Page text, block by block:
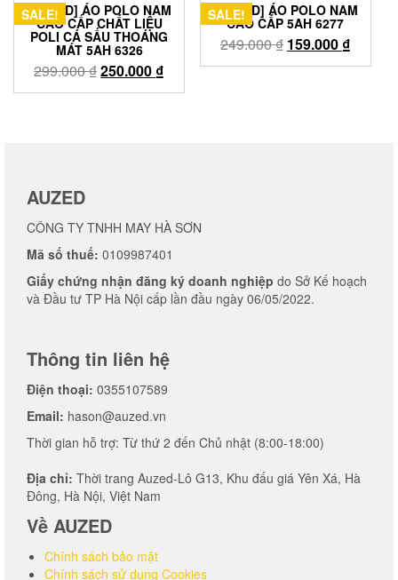
SALE!
[AUZED] ÁO POLO NAM
CAO CẤP CHẤT LIỆU
POLI CÁ SẤU THOÁNG
MÁT 5AH 6326
299.000₫250.000 ₫
SALE!
[AUZED] ÁO POLO NAM
CAO CẤP 5AH 6277
249.000₫ 159.000 ₫
AUZED
CÔNG TY TNHH MAY HÀ SƠN
Mã số thuế: 0109987401
Giấy chứng nhận đăng ký doanh nghiệp do Sở Kế hoạch
và Đầu tư TP Hà Nội cấp lần đầu ngày 06/05/2022.
Thông tin liên hệ
Điện thoại: 0355107589
Email: hason@auzed.vn
Thời gian hỗ trợ: Từ thứ 2 đến Chủ nhật (8:00-18:00)
Địa chỉ: Thời trang Auzed-Lô G13, Khu đấu giá Yên Xá, Hà
Đông, Hà Nội, Việt Nam
Về AUZED
Chính sách bảo mật
Chính sách sử dụng Cookies